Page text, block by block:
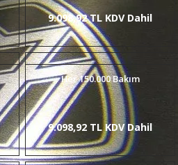
9.098,92 TL KDV Dahil
Her 150.000 Bakım
9.098,92 TL KDV Dahil